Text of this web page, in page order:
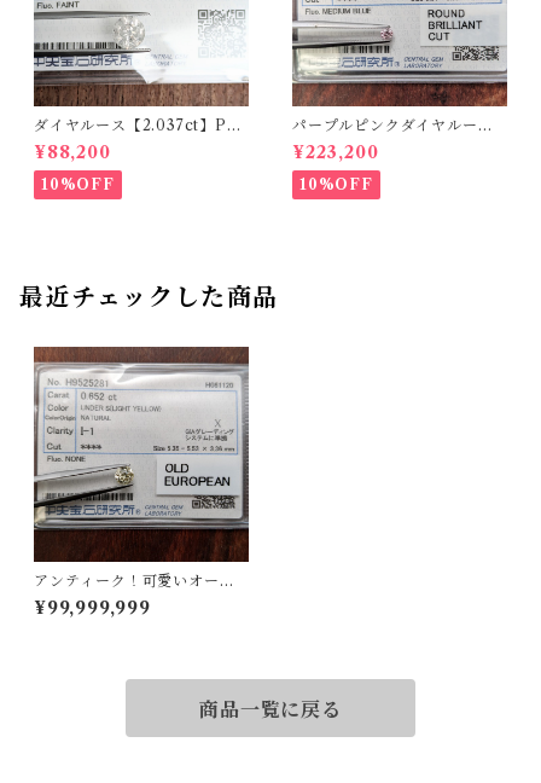
ダイヤルース【2.037ct】PR
O208851
¥88,200
10%OFF
パープルピンクダイヤルース
【0.166ct】PRO204575
¥223,200
10%OFF
最近チェックした商品
アンティーク！可愛いオール
ドヨーロピアンです！ダイヤ
ルース
¥99,999,999
商品一覧に戻る